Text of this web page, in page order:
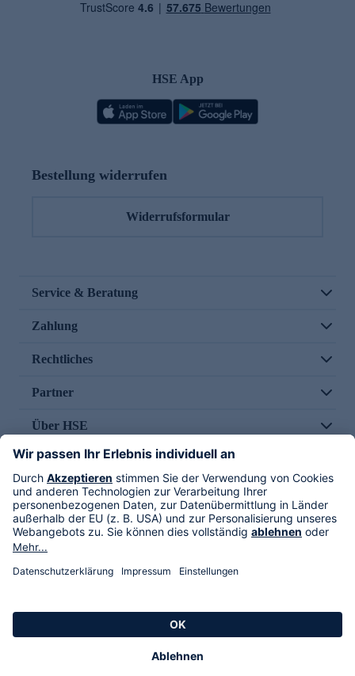
HSE App
Bestellung widerrufen
Widerrufsformular
Service & Beratung
Zahlung
Rechtliches
Partner
Über HSE
Im TV
HSE International